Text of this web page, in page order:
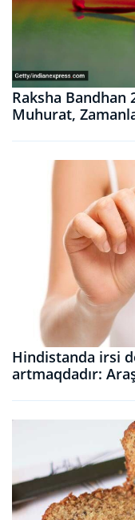
Raksha Bandhan
Muhurat,
Hindistanda irsi
artmaqdadır: